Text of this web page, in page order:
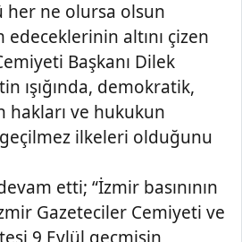
ne olursa olsun
altını çizen
Başkanı Dilek
ışığında, demokratik,
hakları ve hukukun
ilkeleri olduğunu
etti; “İzmir basınının
Gazeteciler Cemiyeti ve